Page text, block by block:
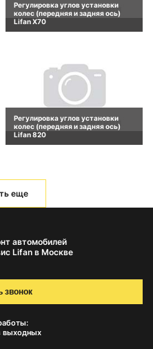
Регулировка углов установки
колес (передняя и задняя ось)
Lifan X70
Регулировка углов установки
колес (передняя и задняя ось)
Lifan 820
еще
автомобилей
Lifan в Москве
выходных
звонок